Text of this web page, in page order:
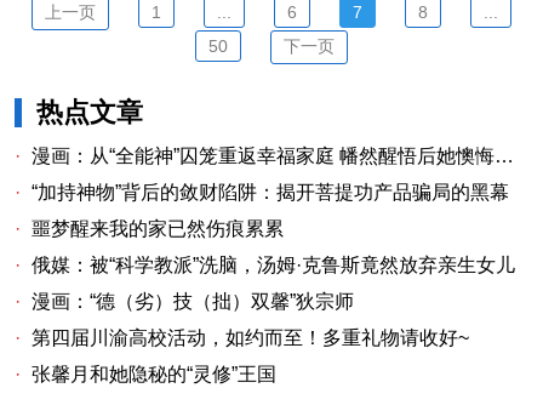
上一页 1 6 7 8
50
下一页
热点文章
· 漫画：从“全能神”囚笼重返幸福家庭 幡然醒悟后她懊悔不已
· “加持神物”背后的敛财陷阱：揭开菩提功产品骗局的黑幕
· 噩梦醒来我的家已然伤痕累累
· 俄媒：被“科学教派”洗脑，汤姆·克鲁斯竟然放弃亲生女儿
· 漫画：“德（劣）技（拙）双馨”狄宗师
· 第四届川渝高校活动，如约而至！多重礼物请收好~
· 张馨月和她隐秘的“灵修”王国